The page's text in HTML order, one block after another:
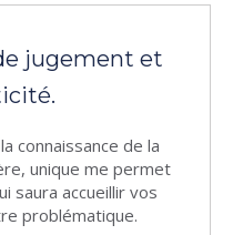
jugement et
connaissance de la
unique me permet
saura accueillir vos
problématique.